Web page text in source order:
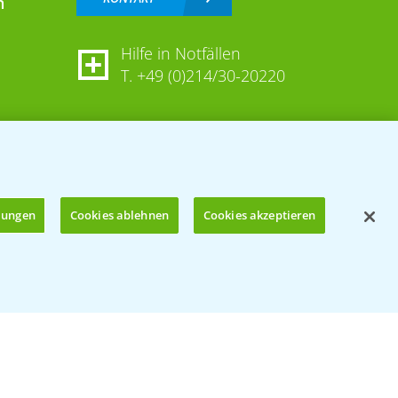
Hilfe in Notfällen
T. +49 (0)214/30-20220
Cookies ablehnen Cookies akzeptieren